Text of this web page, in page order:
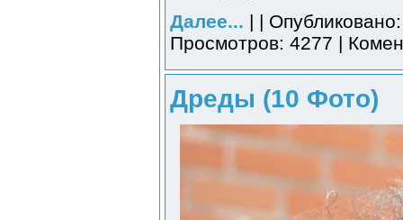
Далее... | |
Просмотров: 4277 |
Дреды (10 Фото)